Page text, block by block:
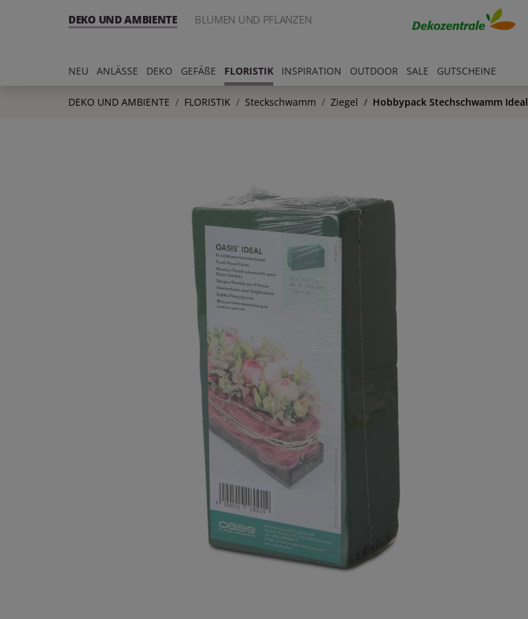
DEKO UND AMBIENTE BLUMEN UND PFLANZEN
NEU ANLÄSSE DEKO GEFÄßE FLORISTIK INSPIRATION OUTDOOR SALE GUTSCHEINE
DEKO UND AMBIENTE FLORISTIK Steckschwamm Ziegel Hobbypack Stechschwamm Ideal